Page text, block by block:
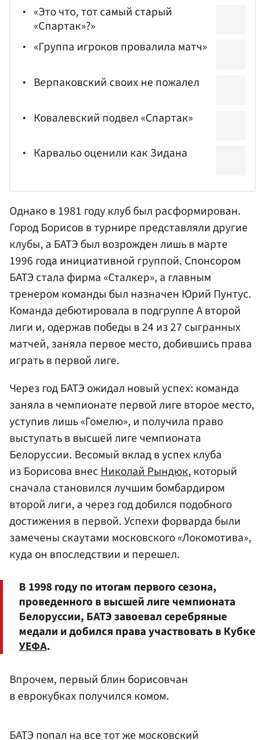
«Это что, тот самый старый
«Спартак»?»
«Группа игроков провалила матч»
Верпаковский своих не пожалел
Ковалевский подвел «Спартак»
Карвальо оценили как Зидана
Однако в 1981 году клуб был расформирован.
Город Борисов в турнире представляли другие
клубы, а БАТЭ был возрожден лишь в марте
1996 года инициативной группой. Спонсором
БАТЭ стала фирма «Сталкер», а главным
тренером команды был назначен Юрий Пунтус.
Команда дебютировала в подгруппе А второй
лиги и, одержав победы в 24 из 27 сыгранных
матчей, заняла первое место, добившись права
играть в первой лиге.
Через год БАТЭ ожидал новый успех: команда
заняла в чемпионате первой лиге второе место,
уступив лишь «Гомелю», и получила право
выступать в высшей лиге чемпионата
Белоруссии. Весомый вклад в успех клуба
из Борисова внесНиколай Рындюк, который
сначала становился лучшим бомбардиром
второй лиги, а через год добился подобного
достижения в первой. Успехи форварда были
замечены скаутами московского «Локомотива»,
куда он впоследствии и перешел.
В 1998 году по итогам первого сезона,
проведенного в высшей лиге чемпионата
Белоруссии, БАТЭ завоевал серебряные
медали и добился права участвовать в Кубке
УЕФА.
Впрочем, первый блин борисовчан
в еврокубках получился комом.
БАТЭ попал на все тот же московский